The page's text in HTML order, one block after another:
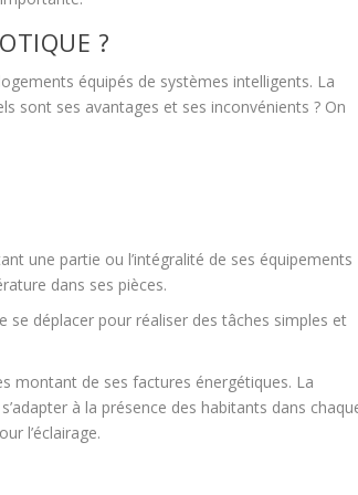
?
équipés de systèmes intelligents. La
sont ses avantages et ses inconvénients ? On
une partie ou l’intégralité de ses équipements
dans ses pièces.
se déplacer pour réaliser des tâches simples et
montant de ses factures énergétiques. La
à la présence des habitants dans
l’éclairage.